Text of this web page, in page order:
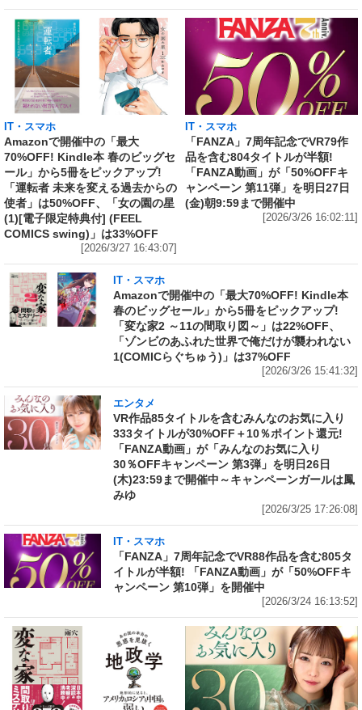
IT・スマホ
Amazonで開催中の「最大
70%OFF! Kindle本 春のビッグセ
ール」から5冊をピックアップ!
「運転者 未来を変える過去からの
使者」は50%OFF、「女の園の星
(1)[電子限定特典付] (FEEL
COMICS swing)」は33%OFF
[2026/3/27 16:43:07]
IT・スマホ
「FANZA」7周年記念でVR79作
品を含む804タイトルが半額!
「FANZA動画」が「50%OFFキ
ャンペーン 第11弾」を明日27日
(金)朝9:59まで開催中
[2026/3/26 16:02:11]
IT・スマホ
Amazonで開催中の「最大70%OFF! Kindle本
春のビッグセール」から5冊をピックアップ!
「変な家2 ～11の間取り図～」は22%OFF、
「ゾンビのあふれた世界で俺だけが襲われない
1(COMICらぐちゅう)」は37%OFF
[2026/3/26 15:41:32]
エンタメ
VR作品85タイトルを含むみんなのお気に入り
333タイトルが30%OFF＋10％ポイント還元!
「FANZA動画」が「みんなのお気に入り
30％OFFキャンペーン 第3弾」を明日26日
(木)23:59まで開催中～キャンペーンガールは鳳
みゆ
[2026/3/25 17:26:08]
IT・スマホ
「FANZA」7周年記念でVR88作品を含む805タ
イトルが半額! 「FANZA動画」が「50%OFFキ
ャンペーン 第10弾」を開催中
[2026/3/24 16:13:52]